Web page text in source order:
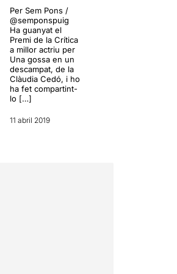
país durant la dictadura
argentina dels anys 70. Tot i
que el text es basa en fets
reals, no és del tot fidel a la
realitat de la pròpia autora.
Passat i futur, realitat i ficció
s’uneixen per crear un
llenguatge i un imaginari en
d’una família durant l’última
Per Sem Pons /
@semponspuig
Ha guanyat el
Premi de la Crítica
a millor actriu per
Una gossa en un
descampat, de la
Clàudia Cedó, i ho
ha fet compartint-
lo […]
11 abril 2019